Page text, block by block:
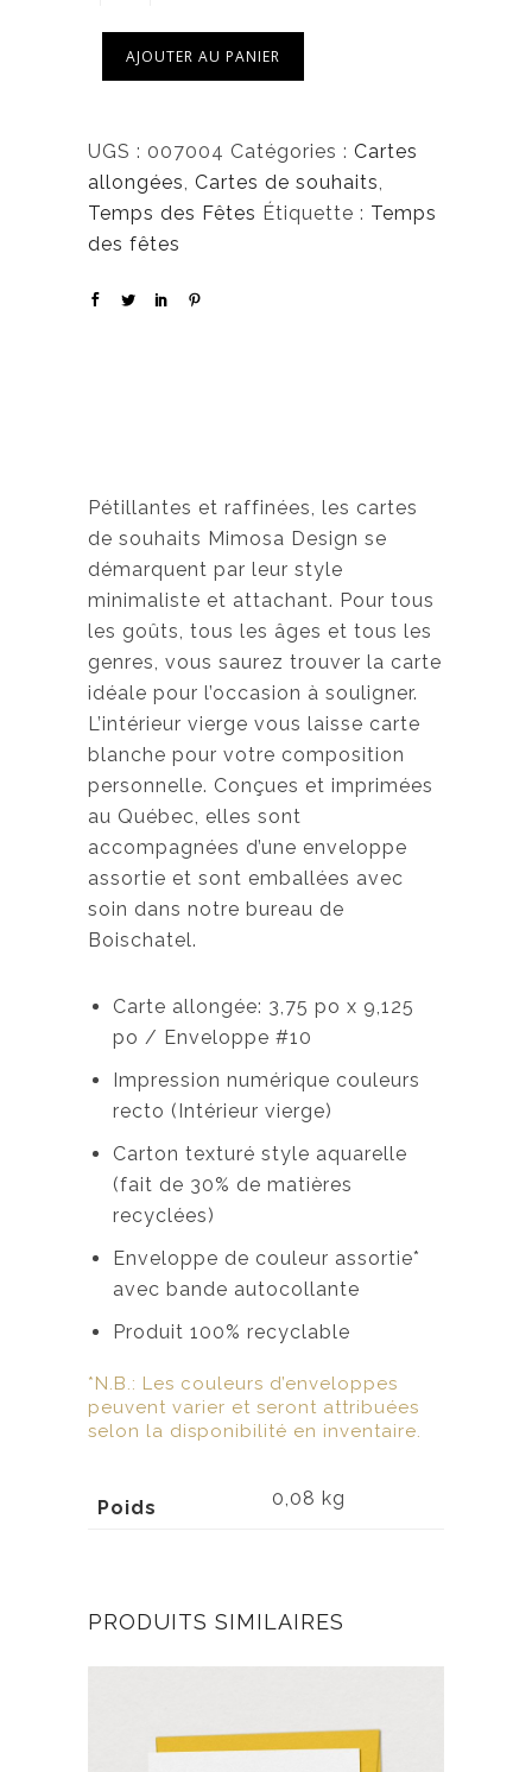
AJOUTER AU PANIER
UGS : 007004 Catégories : Cartes
allongées, Cartes de souhaits,
Temps des Fêtes Étiquette : Temps
des fêtes
Pétillantes et raffinées, les cartes
de souhaits Mimosa Design se
démarquent par leur style
minimaliste et attachant. Pour tous
les goûts, tous les âges et tous les
genres, vous saurez trouver la carte
idéale pour l’occasion à souligner.
L’intérieur vierge vous laisse carte
blanche pour votre composition
personnelle. Conçues et imprimées
au Québec, elles sont
accompagnées d’une enveloppe
assortie et sont emballées avec
soin dans notre bureau de
Boischatel.
Carte allongée: 3,75 po x 9,125
po / Enveloppe #10
Impression numérique couleurs
recto (Intérieur vierge)
Carton texturé style aquarelle
(fait de 30% de matières
recyclées)
Enveloppe de couleur assortie*
avec bande autocollante
Produit 100% recyclable
*N.B.: Les couleurs d’enveloppes
peuvent varier et seront attribuées
selon la disponibilité en inventaire.
Poids 0,08 kg
PRODUITS SIMILAIRES